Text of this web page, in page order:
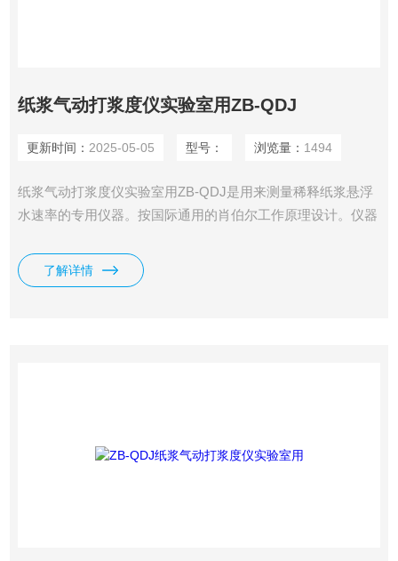
纸浆气动打浆度仪实验室用ZB-QDJ
更新时间： 2025-05-05 型号： 浏览量： 1494
纸浆气动打浆度仪实验室用ZB-QDJ是用来测量稀释纸浆悬浮
水速率的专用仪器。按国际通用的肖伯尔工作原理设计。仪器
度。因此仪器的操作非常简单。仪器采用弹簧预紧机构，使密
封锤体的橡胶密封圈同滤水筒的底部紧密结合，增加了密封锤
了解详情